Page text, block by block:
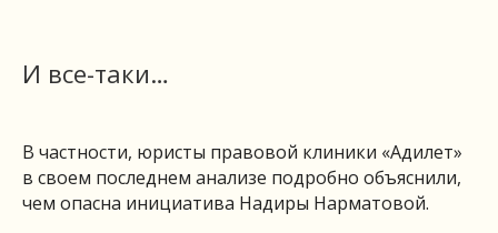
И все-таки…
В частности, юристы правовой клиники «Адилет»
в своем последнем анализе подробно объяснили,
чем опасна инициатива Надиры Нарматовой.